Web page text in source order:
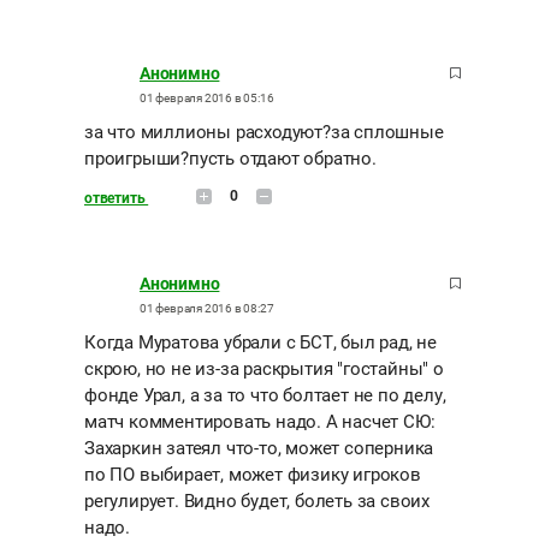
Анонимно
01 февраля 2016 в 05:16
за что миллионы расходуют?за сплошные
проигрыши?пусть отдают обратно.
ответить 0
Анонимно
01 февраля 2016 в 08:27
Когда Муратова убрали с БСТ, был рад, не
скрою, но не из-за раскрытия "гостайны" о
фонде Урал, а за то что болтает не по делу,
матч комментировать надо. А насчет СЮ:
Захаркин затеял что-то, может соперника
по ПО выбирает, может физику игроков
регулирует. Видно будет, болеть за своих
надо.